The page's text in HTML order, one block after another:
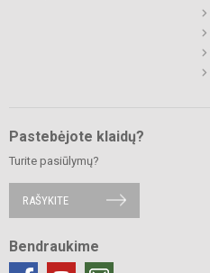
Pastebėjote klaidų?
Turite pasiūlymų?
RAŠYKITE
Bendraukime